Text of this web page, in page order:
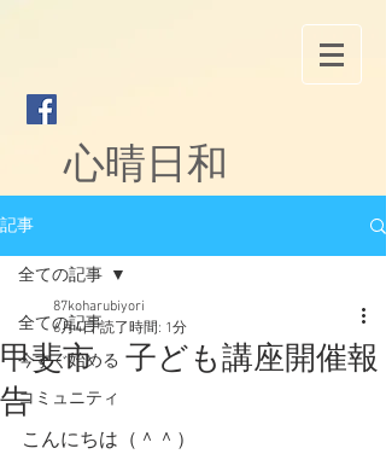
心晴日和
記事
全ての記事
今すぐ始める
コミュニティ
全ての記事
甲斐市 子ども講座開催報
告
87koharubiyori
6月4日 読了時間: 1分
こんにちは（＾＾）